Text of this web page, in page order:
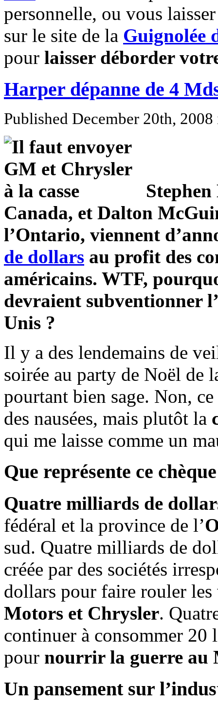
personnelle, ou vous
sur le site de la Guignolée
pour laisser déborder
Harper dépanne de 4
Published December 20th, 2008
Canada, et Dalton
l’Ontario, viennent
de dollars au profit des
américains. WTF,
devraient subventionner
Unis ?
Il y a des lendemains de
soirée au party de Noël de
pourtant bien sage. Non,
des nausées, mais plutôt la
qui me laisse comme un
Que représente ce
Quatre milliards de
fédéral et la province de l’
sud. Quatre milliards de
créée par des sociétés
dollars pour faire rouler
Motors et Chrysler.
continuer à consommer 20
pour nourrir la guerre au
Un pansement sur